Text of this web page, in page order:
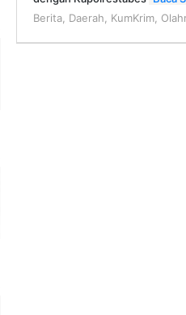
Berita, Daerah, KumKrim,